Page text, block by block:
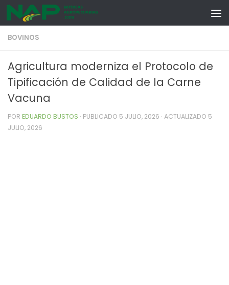
Skip to content
BOVINOS
Agricultura moderniza el Protocolo de
Tipificación de Calidad de la Carne
Vacuna
POR EDUARDO BUSTOS · PUBLICADO 5 JULIO, 2026 · ACTUALIZADO 5
JULIO, 2026